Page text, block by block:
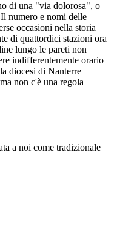
di una "via dolorosa", o
numero e nomi delle
occasioni nella storia
di quattordici stazioni ora
lungo le pareti non
indifferentemente orario
diocesi di Nanterre
non c'è una regola
a noi come tradizionale